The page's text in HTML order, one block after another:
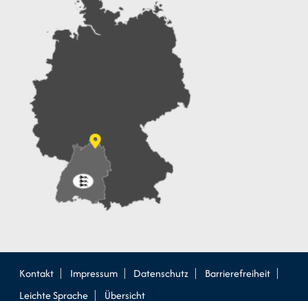
Kontakt Impressum Datenschutz
Barrierefreiheit
Leichte Sprache
Übersicht